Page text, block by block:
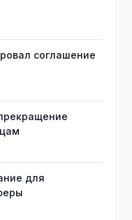
соглашение
для